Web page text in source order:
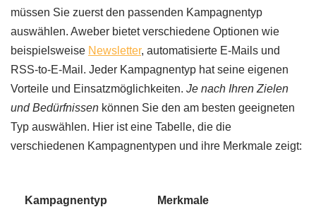
müssen Sie zuerst den passenden Kampagnentyp
auswählen. Aweber bietet verschiedene Optionen wie
beispielsweise Newsletter, automatisierte E-Mails und
RSS-to-E-Mail. Jeder Kampagnentyp hat seine eigenen
Vorteile und Einsatzmöglichkeiten. Je nach Ihren Zielen
und Bedürfnissen können Sie den am besten geeigneten
Typ auswählen. Hier ist eine Tabelle, die die
verschiedenen Kampagnentypen und ihre Merkmale zeigt:
Kampagnentyp Merkmale